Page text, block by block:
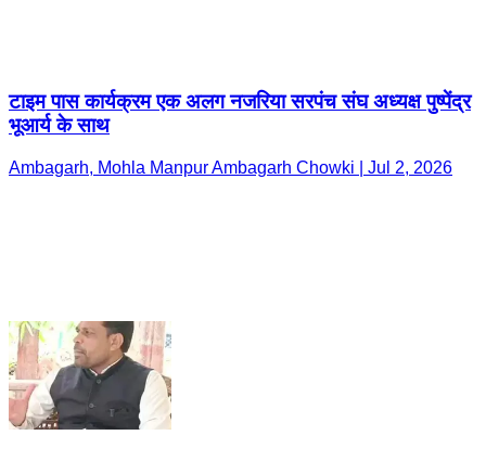
टाइम पास कार्यक्रम एक अलग नजरिया सरपंच संघ अध्यक्ष पुष्पेंद्र
भूआर्य के साथ
Ambagarh, Mohla Manpur Ambagarh Chowki | Jul 2, 2026